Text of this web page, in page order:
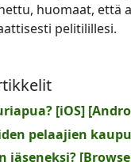
huomaat, että
pelitilillesi.
[iOS]
pelaajien
jäseneksi?